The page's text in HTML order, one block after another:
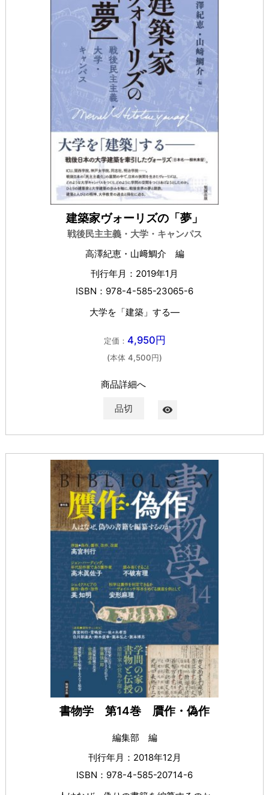
建築家ヴォーリズの「夢」
戦後民主主義・大学・キャンパス
高澤紀恵・山﨑鯛介 編
刊行年月：2019年1月
ISBN：978-4-585-23065-6
大学を「建築」する―
定価： 4,950円
(本体 4,500円)
商品詳細へ
品切 visibility
書物学 第14巻 贋作・偽作
編集部 編
刊行年月：2018年12月
ISBN：978-4-585-20714-6